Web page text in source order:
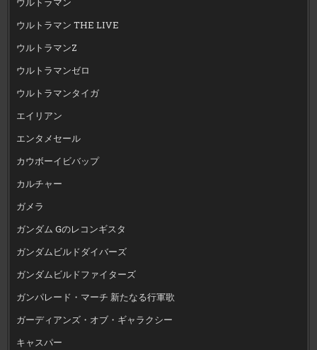
ウルトラマン THE LIVE
ウルトラマンZ
ウルトラマンゼロ
ウルトラマンタイガ
エイリアン
エンタメセール
カウボーイビバップ
カルチャー
ガメラ
ガンダム Gのレコンギスタ
ガンダムビルドダイバーズ
ガンダムビルドファイターズ
ガンパレード・マーチ 新たなる行軍歌
ガーディアンズ・オブ・ギャラクシー
キャスパー